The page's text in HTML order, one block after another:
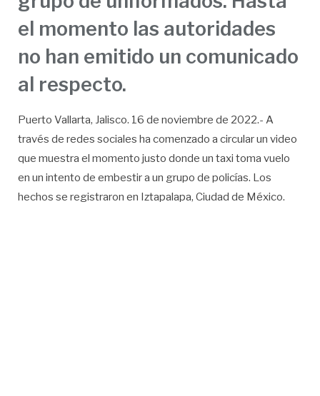
el momento las autoridades
no han emitido un comunicado
al respecto.
Puerto Vallarta, Jalisco. 16 de noviembre de 2022.- A
través de redes sociales ha comenzado a circular un video
que muestra el momento justo donde un taxi toma vuelo
en un intento de embestir a un grupo de policías. Los
hechos se registraron en Iztapalapa, Ciudad de México.